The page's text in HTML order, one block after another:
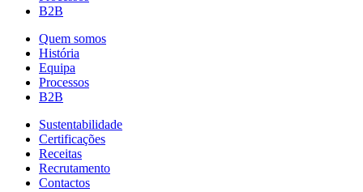
B2B
Quem somos
História
Equipa
Processos
B2B
Sustentabilidade
Certificações
Receitas
Recrutamento
Contactos